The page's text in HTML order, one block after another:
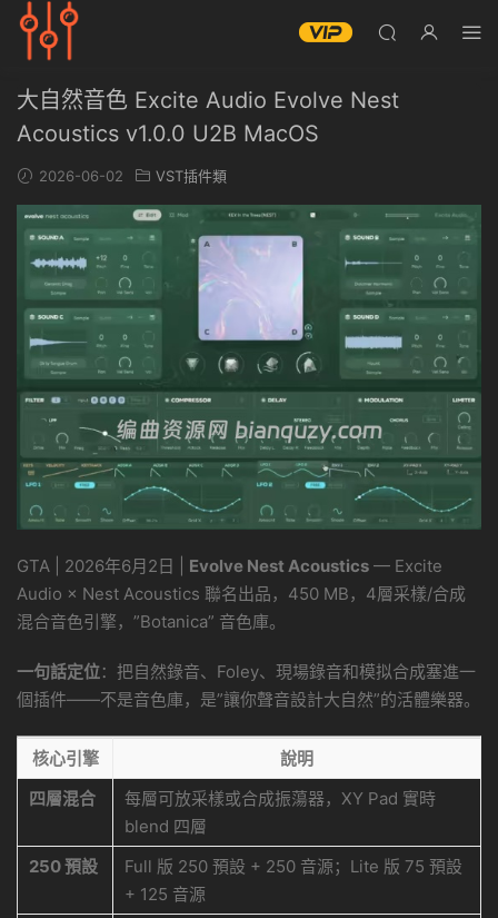
大自然音色 Excite Audio Evolve Nest
Acoustics v1.0.0 U2B MacOS
2026-06-02 VST插件類
GTA | 2026年6月2日 | Evolve Nest Acoustics — Excite
Audio × Nest Acoustics 聯名出品，450 MB，4層采樣/合成
混合音色引擎，”Botanica” 音色庫。
一句話定位：把自然錄音、Foley、現場錄音和模拟合成塞進一
個插件——不是音色庫，是”讓你聲音設計大自然”的活體樂器。
核心引擎
說明
四層混合
每層可放采樣或合成振蕩器，XY Pad 實時
blend 四層
250 預設
Full 版 250 預設 + 250 音源；Lite 版 75 預設
+ 125 音源